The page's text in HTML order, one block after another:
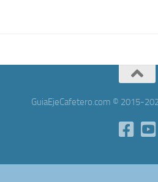
GuiaEjeCafetero.com © 2015-